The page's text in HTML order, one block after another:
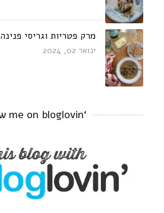
מרק פטריות וגריסי פנינה
ינואר 02, 2024
‘Follow me on bloglovin